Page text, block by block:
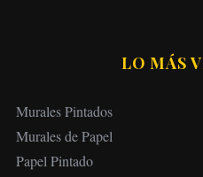
LO MÁS
Murales Pintados
Murales de Papel
Papel Pintado